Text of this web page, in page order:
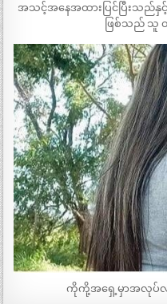
အသင့်အနေအထားပြင်ပြီးသည်နှ
ဖြစ်သည် သူ တ
ကိုကို့အရှေ့မှာအလုပ်လု